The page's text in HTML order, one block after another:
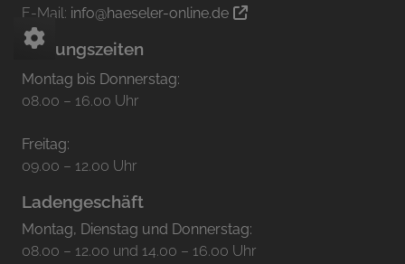
E-Mail: info@haeseler-online.de
Öffnungszeiten
Montag bis Donnerstag:
08.00 – 16.00 Uhr
Freitag:
09.00 – 12.00 Uhr
Ladengeschäft
Montag, Dienstag und Donnerstag:
08.00 – 12.00 und 14.00 – 16.00 Uhr